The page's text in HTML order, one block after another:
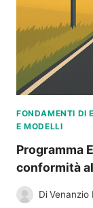
FONDAMENTI DI
E MODELLI
Programma
conformità
DiVenanzio